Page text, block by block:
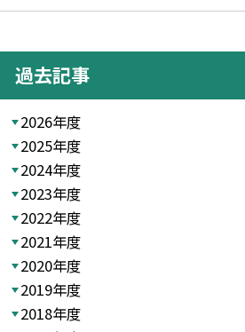
過去記事
2026年度
2025年度
2024年度
2023年度
2022年度
2021年度
2020年度
2019年度
2018年度